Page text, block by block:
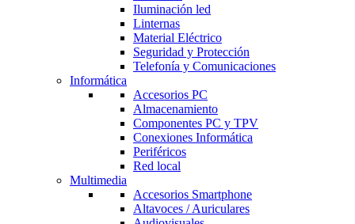
Iluminación led
Linternas
Material Eléctrico
Seguridad y Protección
Telefonía y Comunicaciones
Informática
Accesorios PC
Almacenamiento
Componentes PC y TPV
Conexiones Informática
Periféricos
Red local
Multimedia
Accesorios Smartphone
Altavoces / Auriculares